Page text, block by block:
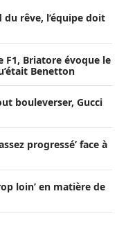
rêve, l’équipe doit
F1, Briatore évoque le
Benetton
bouleverser, Gucci
progressé’ face à
loin’ en matière de